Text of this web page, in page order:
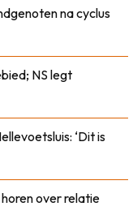
na cyclus
NS legt
‘Dit is
over relatie